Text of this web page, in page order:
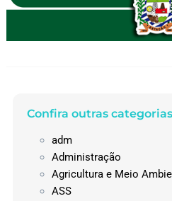
Confira outras
adm
Administração
Agricultura e Meio
ASS